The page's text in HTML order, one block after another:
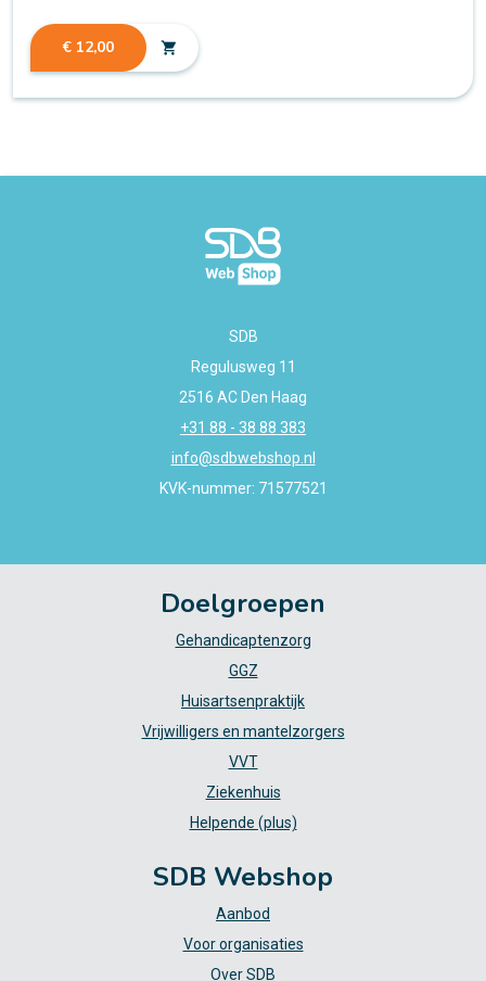
€ 12,00 shopping_cart
SDB
Regulusweg 11
2516 AC Den Haag
+31 88 - 38 88 383
info@sdbwebshop.nl
KVK-nummer: 71577521
Doelgroepen
Gehandicaptenzorg
GGZ
Huisartsenpraktijk
Vrijwilligers en mantelzorgers
VVT
Ziekenhuis
Helpende (plus)
SDB Webshop
Aanbod
Voor organisaties
Over SDB